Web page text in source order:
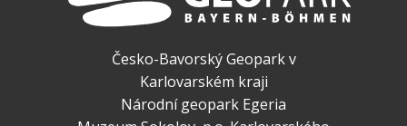
Česko-Bavorský Geopark v
Karlovarském kraji
Národní geopark Egeria